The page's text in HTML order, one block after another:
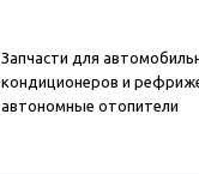
Запчасти для
кондиционеров и
автономные отопители